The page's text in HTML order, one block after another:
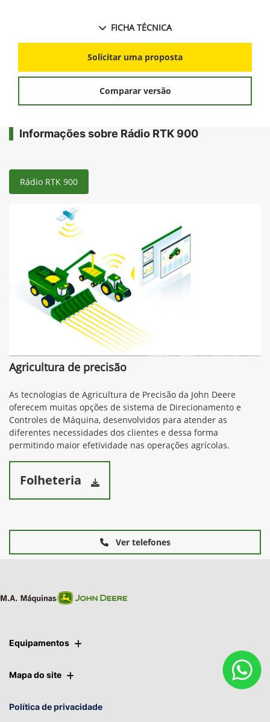
FICHA TÉCNICA
Solicitar uma proposta
Comparar versão
Informações sobre Rádio RTK 900
Rádio RTK 900
Agricultura de precisão
As tecnologias de Agricultura de Precisão da John Deere
oferecem muitas opções de sistema de Direcionamento e
Controles de Máquina, desenvolvidos para atender as
diferentes necessidades dos clientes e dessa forma
permitindo maior efetividade nas operações agrícolas.
Folheteria
Ver telefones
Equipamentos
Mapa do site
Política de privacidade